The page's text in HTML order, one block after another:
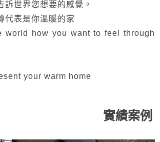
訴世界您想要的感覺。
代表是你溫暖的家
world how you want to feel through
your warm home
實績案例